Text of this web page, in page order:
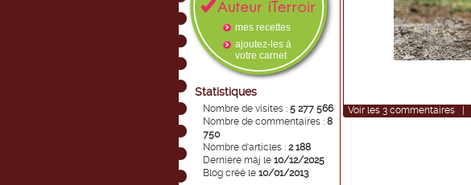
mes recettes
ajoutez-les à
votre carnet
Statistiques
Nombre de visites : 5 277 566
Nombre de commentaires : 8
750
Nombre d'articles : 2 188
Dernière màj le 10/12/2025
Blog créé le 10/01/2013
Voir les 3 commentaires